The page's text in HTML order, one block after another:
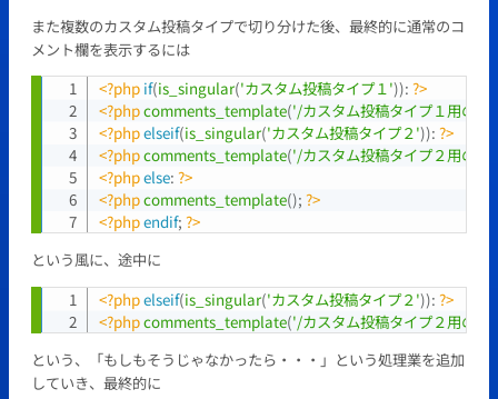
また複数のカスタム投稿タイプで切り分けた後、最終的に通常のコ
メント欄を表示するには
<?php if(is_singular('カスタム投稿タイプ１')): ?>
<?phpcomments_template('/カスタム投稿タイプ１用のコ
<?phpelseif(is_singular('カスタム投稿タイプ２')): ?>
<?phpcomments_template('/カスタム投稿タイプ２用のコ
<?phpelse: ?>
<?phpcomments_template(); ?>
<?phpendif; ?>
Copy
という風に、途中に
<?phpelseif(is_singular('カスタム投稿タイプ２')): ?>
<?phpcomments_template('/カスタム投稿タイプ２用のコ
Copy
という、「もしもそうじゃなかったら・・・」という処理業を追加
していき、最終的に